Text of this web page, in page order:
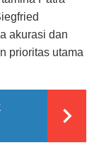
akurasi dan
prioritas utama